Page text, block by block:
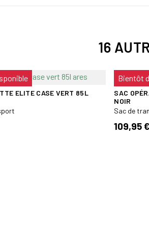
16
ELITE CASE VERT 85L
Bientôt
SAC
NOIR
Sac de
109,95 €